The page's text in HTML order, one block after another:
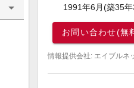
1991年6月(築35
お問い合わせ(無
情報提供会社: エイブル